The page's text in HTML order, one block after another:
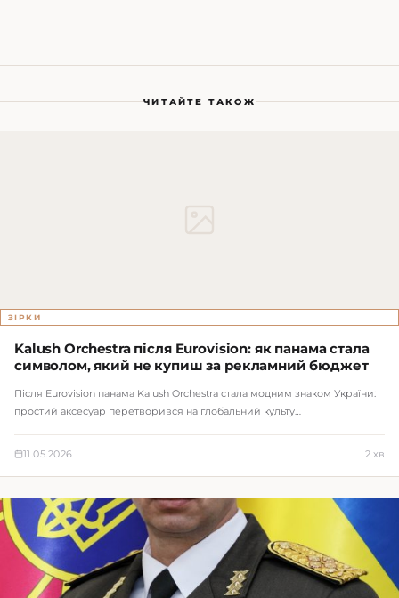
ЧИТАЙТЕ ТАКОЖ
ЗІРКИ
Kalush Orchestra після Eurovision: як панама стала
символом, який не купиш за рекламний бюджет
Після Eurovision панама Kalush Orchestra стала модним знаком України:
простий аксесуар перетворився на глобальний культу…
11.05.2026 2 хв